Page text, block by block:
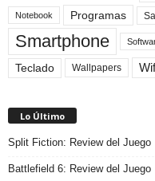
Notebook Programas
Smartphone
Teclado Wallpapers
Lo Último
Split Fiction: Review del Juego
Battlefield 6: Review del Juego